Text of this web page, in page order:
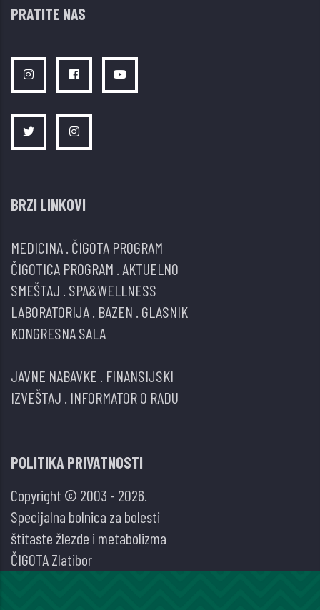
PRATITE NAS
BRZI LINKOVI
MEDICINA ČIGOTA PROGRAM
ČIGOTICA PROGRAM AKTUELNO
SMEŠTAJ SPA&WELLNESS
LABORATORIJA BAZEN GLASNIK
KONGRESNA SALA
JAVNE NABAVKE FINANSIJSKI
IZVEŠTAJ INFORMATOR O RADU
POLITIKA PRIVATNOSTI
Copyright © 2003 - 2026.
Specijalna bolnica za bolesti
štitaste žlezde i metabolizma
ČIGOTA Zlatibor